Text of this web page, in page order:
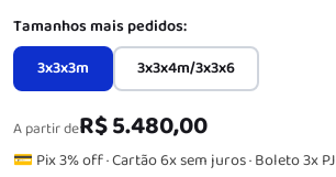
Tamanhos mais pedidos:
3x3x3m
3x3x4m/3x3x6
A partir deR$ 5.480,00
💳 Pix 3% off · Cartão 6x sem juros · Boleto 3x PJ